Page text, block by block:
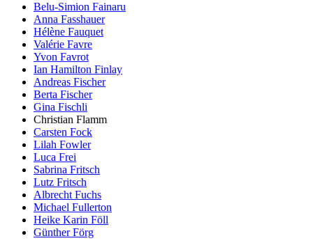
Belu-Simion Fainaru
Anna Fasshauer
Hélène Fauquet
Valérie Favre
Yvon Favrot
Ian Hamilton Finlay
Andreas Fischer
Berta Fischer
Gina Fischli
Christian Flamm
Carsten Fock
Lilah Fowler
Luca Frei
Sabrina Fritsch
Lutz Fritsch
Albrecht Fuchs
Michael Fullerton
Heike Karin Föll
Günther Förg